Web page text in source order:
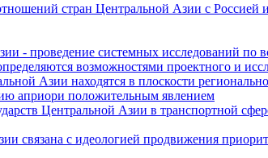
стран Центральной Азии с
- проведение системных исследований по
возможностями проектного и
Азии находятся в плоскости
априори положительным явлением
Центральной Азии в транспортной
связана с идеологией продвижения